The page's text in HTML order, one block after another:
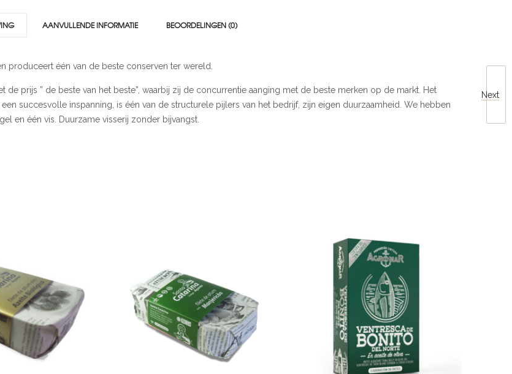
Next
AANVULLENDE INFORMATIE BEOORDELINGEN (0)
produceert één van de beste conserven ter wereld.
de prijs ” de beste van het beste”, waarbij zij de concurrentie aanging met de beste merken op de markt. Het
succesvolle inspanning, is één van de structurele pijlers van het bedrijf, zijn eigen duurzaamheid. We hebben
en één vis. Duurzame visserij zonder bijvangst.